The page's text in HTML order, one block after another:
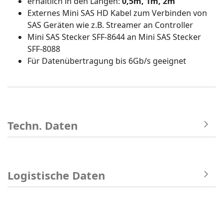
Externes Mini SAS HD Kabel zum Verbinden von
SAS Geräten wie z.B. Streamer an Controller
Mini SAS Stecker SFF-8644 an Mini SAS Stecker
SFF-8088
Für Datenübertragung bis 6Gb/s geeignet
Techn. Daten
Logistische Daten